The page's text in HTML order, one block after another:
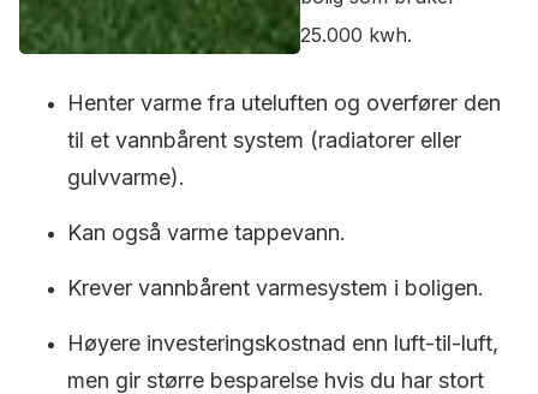
25.000 kwh.
Henter varme fra uteluften og overfører den
til et vannbårent system (radiatorer eller
gulvvarme).
Kan også varme tappevann.
Krever vannbårent varmesystem i boligen.
Høyere investeringskostnad enn luft-til-luft,
men gir større besparelse hvis du har stort